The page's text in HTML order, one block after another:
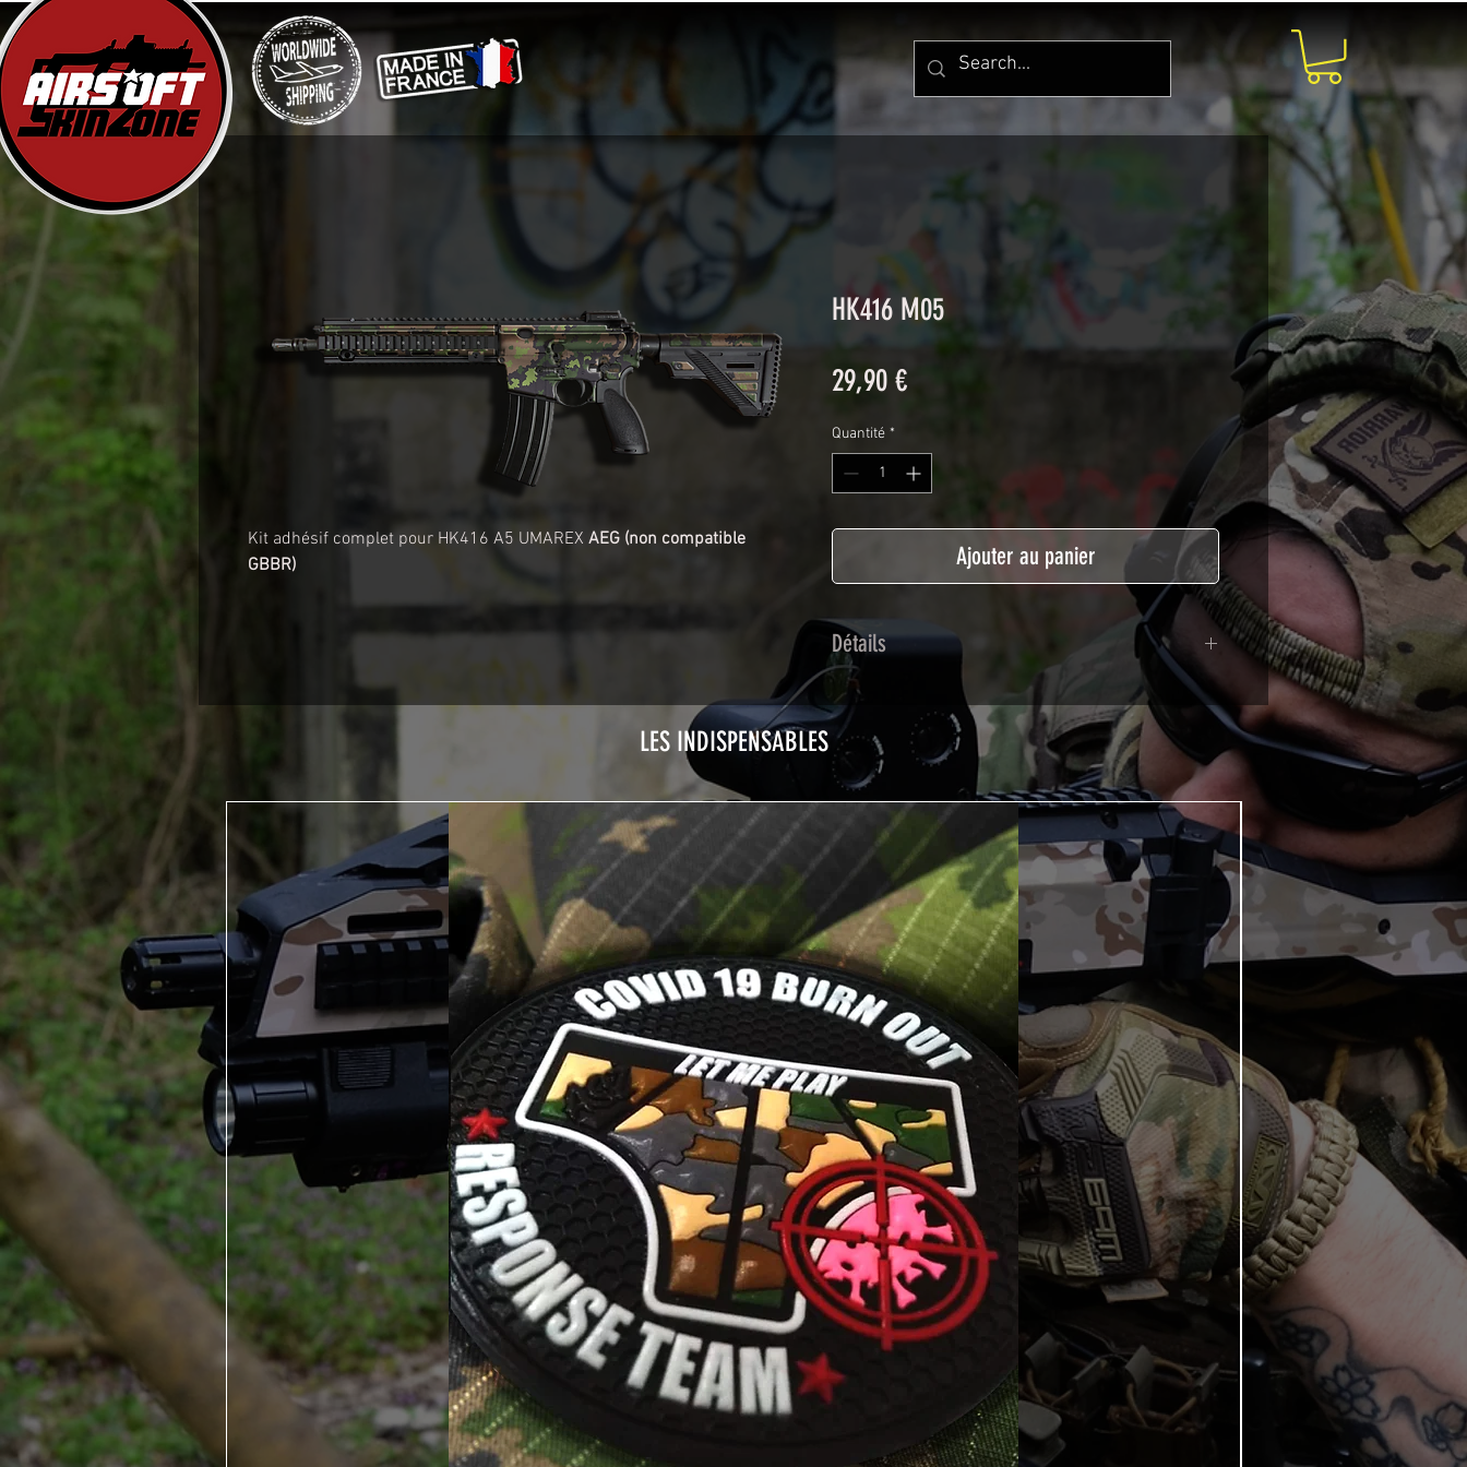
Kit adhésif complet pour HK416 A5 UMAREX AEG (non compatible
GBBR)
HK416 M05
29,90 €Prix
Quantité *
Ajouter au panier
Détails
Adhésif de type polymère calandré recouvert d'une
plastification protègeant des UV et des rayures.
Utilisé initialement pour le marquage de véhicule,
les adhésifs AirsoftSkinZone offrent une grande
durabilité et résistent aux intempéries.
Nettoyer sa réplique à l'aide d'un produit alcoolisé
avant toute installation est indispensable. Un
décapeur thermique ou un sèche cheveux sera
nécessaire à l'installation de votre Skin. Voir la
rubrique TUTOS / VIDEOS
LES INDISPENSABLES